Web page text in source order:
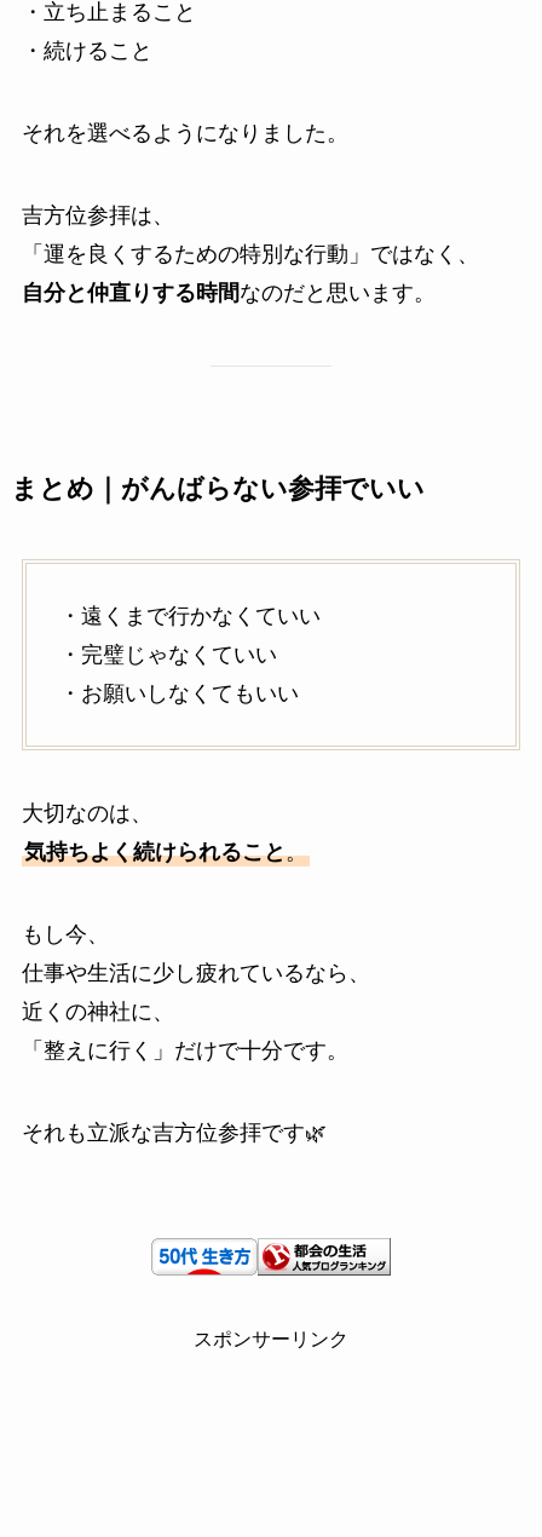
・立ち止まること
・続けること
それを選べるようになりました。
吉方位参拝は、
「運を良くするための特別な行動」ではなく、
自分と仲直りする時間なのだと思います。
まとめ｜がんばらない参拝でいい
・遠くまで行かなくていい
・完璧じゃなくていい
・お願いしなくてもいい
大切なのは、
気持ちよく続けられること。
もし今、
仕事や生活に少し疲れているなら、
近くの神社に、
「整えに行く」だけで十分です。
それも立派な吉方位参拝です🌿
スポンサーリンク